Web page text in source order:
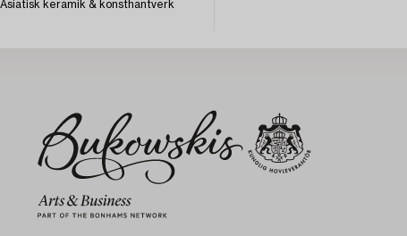
Asiatisk keramik & konsthantverk